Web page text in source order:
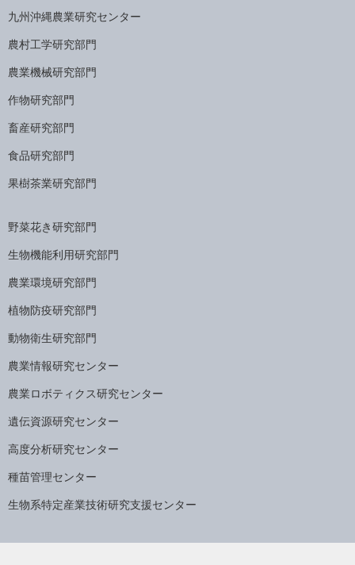
九州沖縄農業研究センター
農村工学研究部門
農業機械研究部門
作物研究部門
畜産研究部門
食品研究部門
果樹茶業研究部門
野菜花き研究部門
生物機能利用研究部門
農業環境研究部門
植物防疫研究部門
動物衛生研究部門
農業情報研究センター
農業ロボティクス研究センター
遺伝資源研究センター
高度分析研究センター
種苗管理センター
生物系特定産業技術研究支援センター